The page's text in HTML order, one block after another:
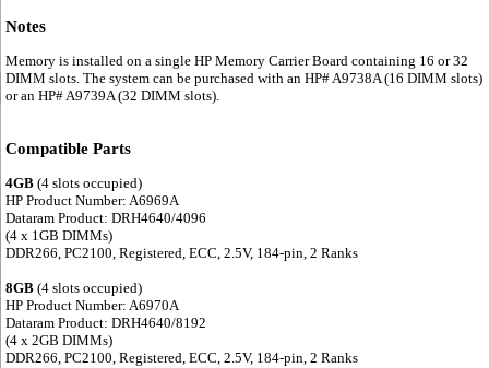
Notes
Memory is installed on a single HP Memory Carrier Board containing 16 or 32
DIMM slots. The system can be purchased with an HP# A9738A (16 DIMM slots)
or an HP# A9739A (32 DIMM slots).
Compatible Parts
4GB (4 slots occupied)
HP Product Number: A6969A
Dataram Product: DRH4640/4096
(4 x 1GB DIMMs)
DDR266, PC2100, Registered, ECC, 2.5V, 184-pin, 2 Ranks
8GB (4 slots occupied)
HP Product Number: A6970A
Dataram Product: DRH4640/8192
(4 x 2GB DIMMs)
DDR266, PC2100, Registered, ECC, 2.5V, 184-pin, 2 Ranks